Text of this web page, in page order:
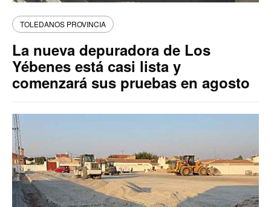
TOLEDANOS PROVINCIA
La nueva depuradora de Los
Yébenes está casi lista y
comenzará sus pruebas en agosto